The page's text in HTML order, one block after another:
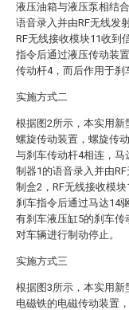
液压油箱与液压泵相结
语音录入并由RF无线发
RF无线接收模块11收到
指令后通过液压传动装
传动杆4，而后作用于刹
实施方式二
根据图2所示，本实用新
螺旋传动装置，螺旋传
与刹车传动杆4相连，
制器1的语音录入并由
制盒2，RF无线接收模
刹车指令后通过马达14
有刹车液压缸5的刹车
对车辆进行制动停止。
实施方式三
根据图3所示，本实用新
电磁铁的电磁传动装置